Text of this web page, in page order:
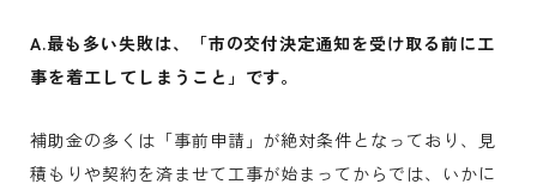
A.最も多い失敗は、「市の交付決定通知を受け取る前に工
事を着工してしまうこと」です。
補助金の多くは「事前申請」が絶対条件となっており、見
積もりや契約を済ませて工事が始まってからでは、いかに